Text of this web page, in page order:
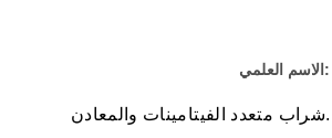
:الاسم العلمي
.شراب متعدد الفيتامينات والمعادن